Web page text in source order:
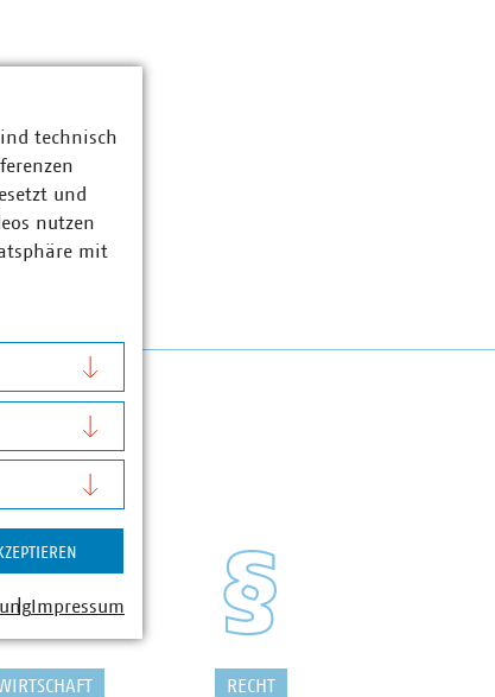
RECHT
technisch
und
nutzen
mit
Impressum